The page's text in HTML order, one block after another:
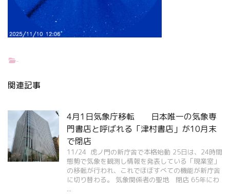
-
関連記事
4月1日気象庁移転 日本唯一の気象専
門書店と呼ばれる「津村書店」が10月末
で閉店
11/24 虎ノ門の新庁舎で本格始動 25日は、24時間
態勢で気象を観測し情報を発表している「現業室」
の移転が行われ、これでほぼすべての機能が新庁舎
に切り替わる。 気象関係者の聖地 閉店 65年にわ
...